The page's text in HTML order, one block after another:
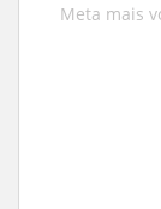
Meta mais